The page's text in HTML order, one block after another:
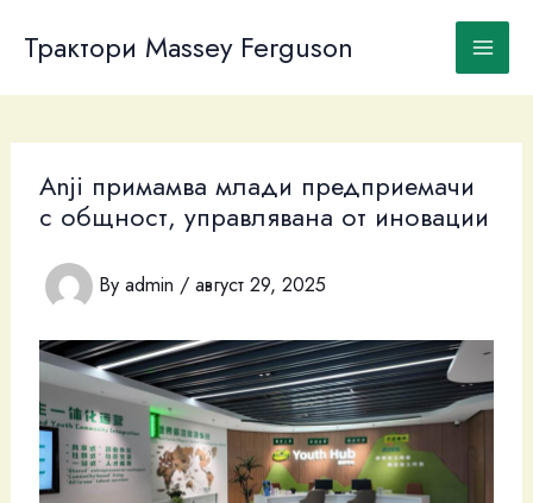
content
Трактори Massey Ferguson
Anji примамва млади предприемачи
с общност, управлявана от иновации
By admin / август 29, 2025